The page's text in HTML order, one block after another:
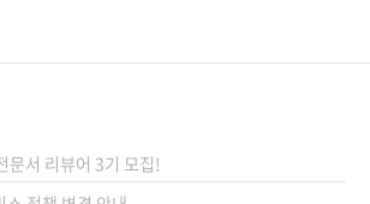
/ JDBC / JSTL 관련
bbs/board.php?
문서 리뷰어 3기 모집!